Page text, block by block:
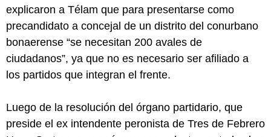
explicaron a Télam que para presentarse como
precandidato a concejal de un distrito del conurbano
bonaerense “se necesitan 200 avales de
ciudadanos”, ya que no es necesario ser afiliado a
los partidos que integran el frente.
Luego de la resolución del órgano partidario, que
preside el ex intendente peronista de Tres de Febrero